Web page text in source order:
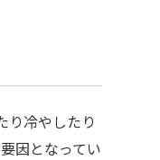
り冷やしたり
因となってい